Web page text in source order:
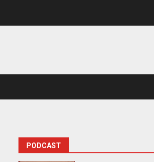
PODCAST